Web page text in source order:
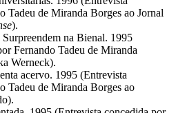
Tadeu de Miranda Borges ao Jornal
).
na Bienal. 1995
Fernando Tadeu de Miranda
Werneck).
acervo. 1995 (Entrevista
Tadeu de Miranda Borges ao